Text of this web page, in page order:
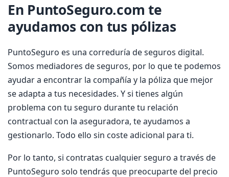
En PuntoSeguro.com te
ayudamos con tus pólizas
PuntoSeguro es una correduría de seguros digital.
Somos mediadores de seguros, por lo que te podemos
ayudar a encontrar la compañía y la póliza que mejor
se adapta a tus necesidades. Y si tienes algún
problema con tu seguro durante tu relación
contractual con la aseguradora, te ayudamos a
gestionarlo. Todo ello sin coste adicional para ti.
Por lo tanto, si contratas cualquier seguro a través de
PuntoSeguro solo tendrás que preocuparte del precio